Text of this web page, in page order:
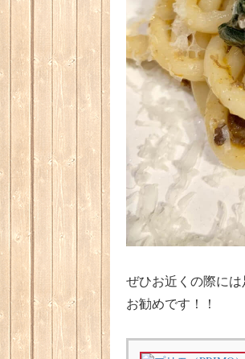
ぜひお近くの際には
お勧めです！！